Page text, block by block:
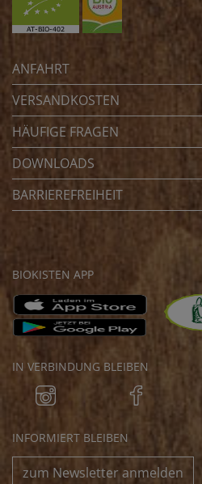
ANFAHRT
VERSANDKOSTEN
HÄUFIGE FRAGEN
DOWNLOADS
BARRIEREFREIHEIT
BIOKISTEN APP
IN VERBINDUNG BLEIBEN
INFORMIERT BLEIBEN
zum Newsletter anmelden